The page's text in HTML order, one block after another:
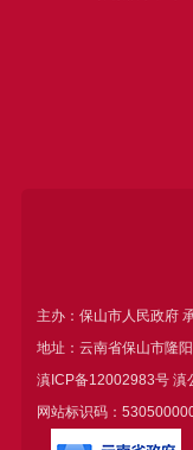
主办：保山市人民政府
地址：云南省保山市隆
滇ICP备12002983号滇
网站标识码：